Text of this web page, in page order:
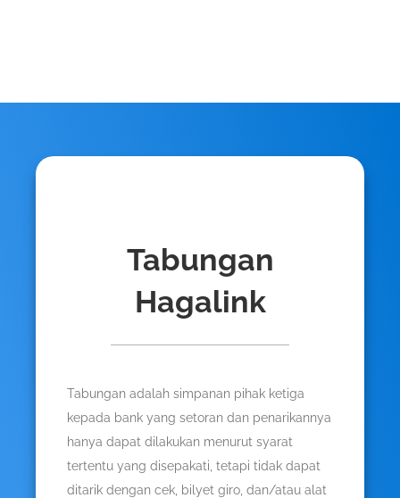
Tabungan
Hagalink
Tabungan adalah simpanan pihak ketiga
kepada bank yang setoran dan penarikannya
hanya dapat dilakukan menurut syarat
tertentu yang disepakati, tetapi tidak dapat
ditarik dengan cek, bilyet giro, dan/atau alat